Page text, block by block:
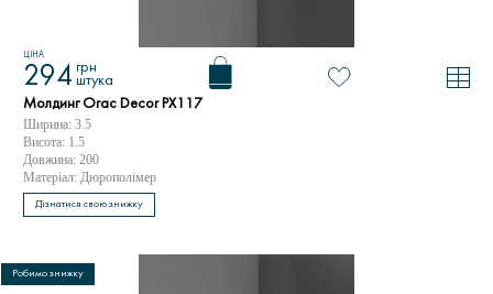
ЦІНА
294 грн
штука
Молдинг Orac Decor PX117
Ширина: 3.5
Висота: 1.5
Довжина: 200
Матеріал: Дюрополімер
Дізнатися свою знижку
Робимо знижку